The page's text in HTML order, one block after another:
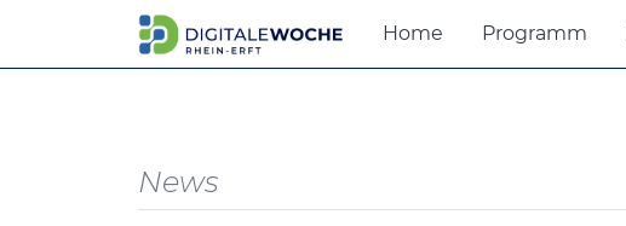
Home Programm
News